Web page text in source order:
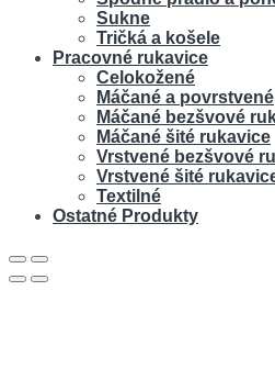
Sukne
Tričká a košele
Pracovné rukavice
Celokožené
Máčané a povrstvené
Máčané bezšvové
Máčané šité rukavice
Vrstvené bezšvové
Vrstvené šité
Textilné
Ostatné Produkty